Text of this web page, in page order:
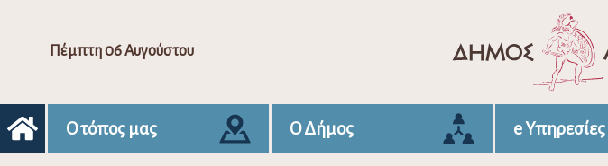
Πέμπτη 06 Αυγούστου
Ο τόπος μας Ο Δήμος e Υπηρεσίες